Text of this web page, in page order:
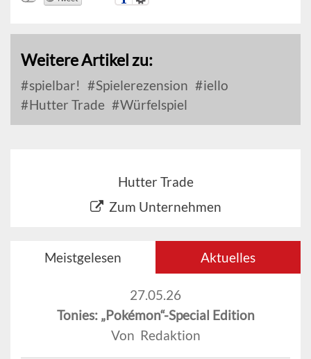
Weitere Artikel zu:
spielbar! Spielerezension
iello
Hutter Trade
Würfelspiel
Hutter Trade
Zum Unternehmen
Meistgelesen Aktuelles
27.05.26
Tonies: „Pokémon“-Special Edition
Von Redaktion